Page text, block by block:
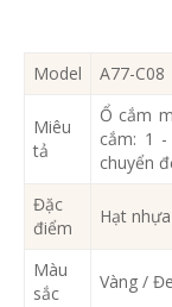
Model A77-C08
Miêu
tả
Ổ cắm
cắm: 1
chuyển
Đặc
điểm
Hạt
Màu
sắc
Vàng /